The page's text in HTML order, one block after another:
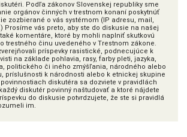
Podľa zákonov Slovenskej republiky sme
orgánov činných v trestnom konaní poskytnúť
zozbierané o vás systémom (IP adresu, mail,
Prosíme vás preto, aby ste do diskusie na našej
komentáre, ktoré by mohli naplniť skutkovú
trestného činu uvedeného v Trestnom zákone.
príspevky rasistické, podnecujúce k
na základe pohlavia, rasy, farby pleti, jazyka,
politického či iného zmýšľania, národného alebo
príslušnosti k národnosti alebo k etnickej skupine
diskutéra sa dozviete v pravidlách
diskutér povinný naštudovať a ktoré nájdete
do diskusie potvrdzujete, že ste si pravidlá
im.